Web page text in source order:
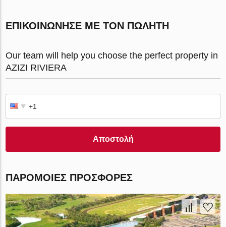
ΕΠΙΚΟΙΝΏΝΗΣΕ ΜΕ ΤΟΝ ΠΩΛΗΤΉ
Our team will help you choose the perfect property in
AZIZI RIVIERA
Αποστολή
ΠΑΡΌΜΟΙΕΣ ΠΡΟΣΦΟΡΈΣ